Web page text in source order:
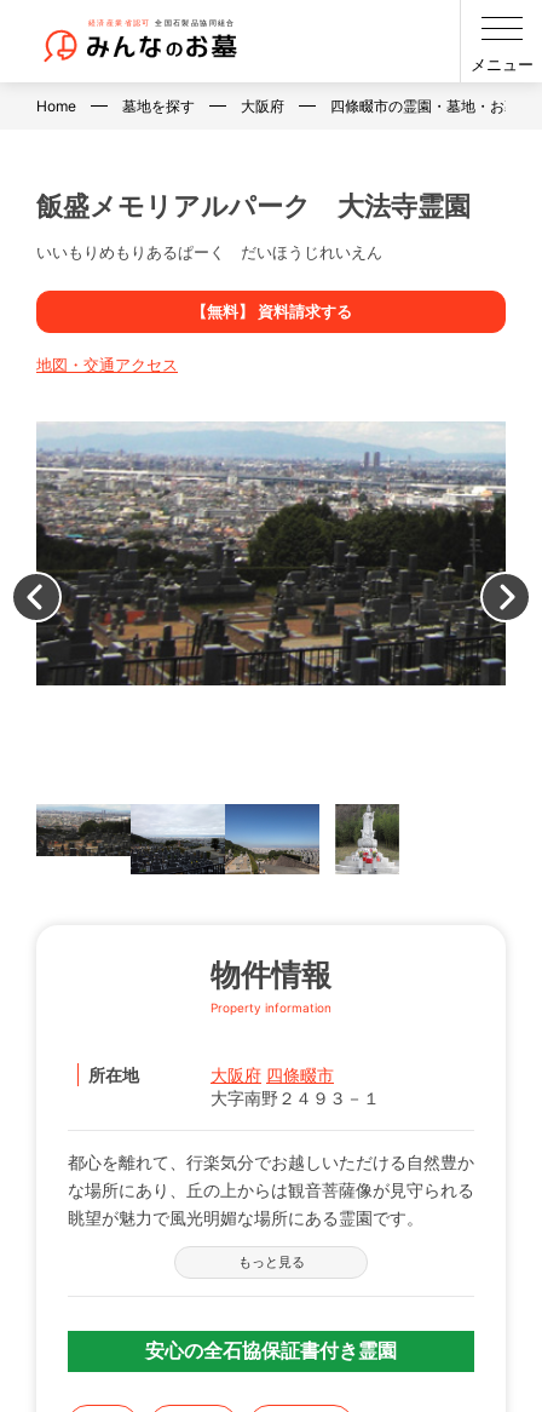
メニュー
Home 墓地を探す 大阪府 四條畷市の霊園・墓地・お墓
飯盛メモリアルパーク 大法寺霊園
いいもりめもりあるぱーく だいほうじれいえん
【無料】 資料請求する
地図・交通アクセス
物件情報
Property information
所在地 大阪府 四條畷市
大字南野２４９３－１
都心を離れて、行楽気分でお越しいただける自然豊か
な場所にあり、丘の上からは観音菩薩像が見守られる
眺望が魅力で風光明媚な場所にある霊園です。
もっと見る
安心の全石協保証書付き霊園